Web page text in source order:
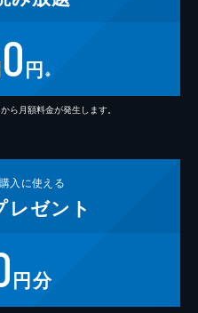
0円 ※
ら月額料金が発生します。
購入に使える
レゼント
円分